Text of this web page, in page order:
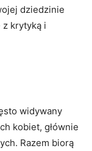
dziedzinie
krytyką i
widywany
kobiet, głównie
Razem biorą